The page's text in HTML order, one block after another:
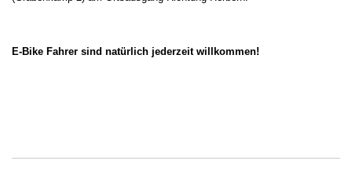
E-Bike Fahrer sind natürlich jederzeit willkommen!